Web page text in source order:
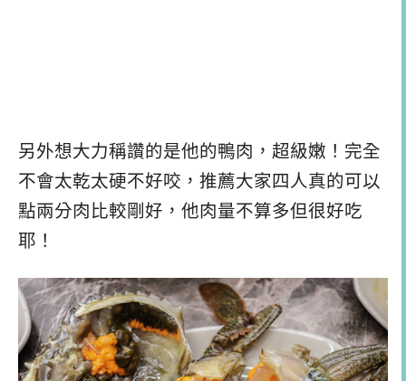
另外想大力稱讚的是他的鴨肉，超級嫩！完全
不會太乾太硬不好咬，推薦大家四人真的可以
點兩分肉比較剛好，他肉量不算多但很好吃
耶！